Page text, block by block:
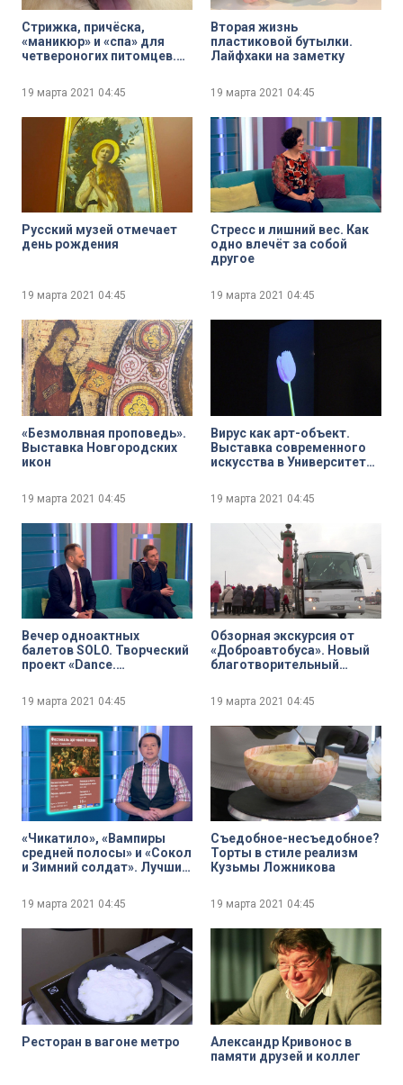
Стрижка, причёска,
«маникюр» и «спа» для
четвероногих питомцев.
19 марта 2021 04:45
Вторая жизнь
пластиковой бутылки.
Лайфхаки на заметку
19 марта 2021 04:45
Русский музей отмечает
день рождения
19 марта 2021 04:45
Стресс и лишний вес. Как
одно влечёт за собой
другое
19 марта 2021 04:45
«Безмолвная проповедь».
Выставка Новгородских
икон
19 марта 2021 04:45
Вирус как арт-объект.
Выставка современного
искусства в Университете
19 марта 2021 04:45
Вечер одноактных
балетов SOLO. Творческий
проект «Dance.
вынужденного перерыва
19 марта 2021 04:45
Обзорная экскурсия от
«Доброавтобуса». Новый
благотворительный
19 марта 2021 04:45
«Чикатило», «Вампиры
средней полосы» и «Сокол
и Зимний солдат». Лучшие
недели
19 марта 2021 04:45
Съедобное-несъедобное?
Торты в стиле реализм
Кузьмы Ложникова
19 марта 2021 04:45
Ресторан в вагоне метро
Александр Кривонос в
памяти друзей и коллег